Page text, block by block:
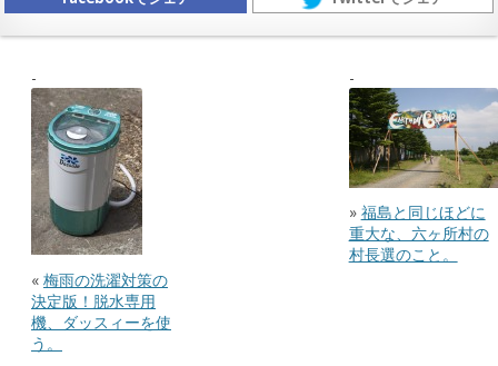
« 梅雨の洗濯対策の
決定版！脱水専用
機、ダッスィーを使
う。
» 福島と同じほどに
重大な、六ヶ所村の
村長選のこと。